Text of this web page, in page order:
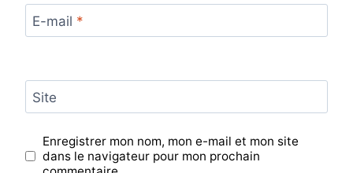
E-mail *
Site
Enregistrer mon nom, mon e-mail et mon site
dans le navigateur pour mon prochain